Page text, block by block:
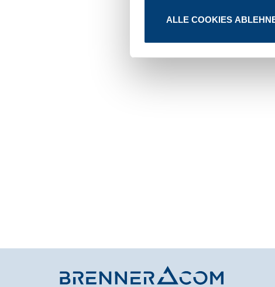
ALLE COOKIES